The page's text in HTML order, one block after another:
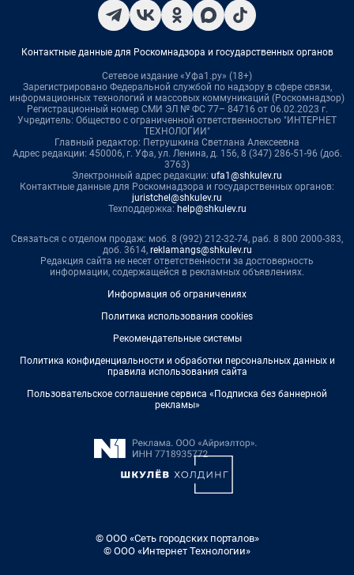
Контактные данные для Роскомнадзора и государственных органов
Сетевое издание «Уфа1.ру» (18+)
Зарегистрировано Федеральной службой по надзору в сфере связи,
информационных технологий и массовых коммуникаций (Роскомнадзор)
Регистрационный номер СМИ ЭЛ № ФС 77– 84716 от 06.02.2023 г.
Учредитель: Общество с ограниченной ответственностью "ИНТЕРНЕТ
ТЕХНОЛОГИИ"
Главный редактор: Петрушкина Светлана Алексеевна
Адрес редакции: 450006, г. Уфа, ул. Ленина, д. 156, 8 (347) 286-51-96 (доб.
3763)
Электронный адрес редакции: ufa1@shkulev.ru
Контактные данные для Роскомнадзора и государственных органов:
juristchel@shkulev.ru
Техподдержка: help@shkulev.ru
Связаться с отделом продаж: моб. 8 (992) 212-32-74, раб. 8 800 2000-383,
доб. 3614, reklamangs@shkulev.ru
Редакция сайта не несет ответственности за достоверность
информации, содержащейся в рекламных объявлениях.
Информация об ограничениях
Политика использования cookies
Рекомендательные системы
Политика конфиденциальности и обработки персональных данных и
правила использования сайта
Пользовательское соглашение сервиса «Подписка без баннерной
рекламы»
© ООО «Сеть городских порталов»
© ООО «Интернет Технологии»